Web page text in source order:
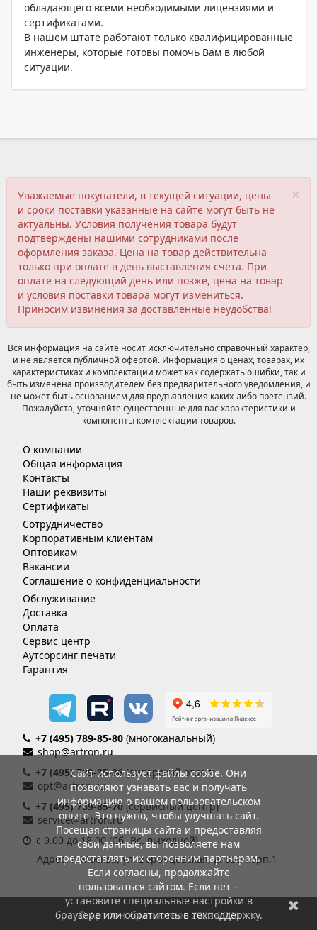
обладающего всеми необходимыми лицензиями и
сертификатами.
В нашем штате работают только квалифицированные
инженеры, которые готовы помочь Вам в любой
ситуации.
×
Уважаемые покупатели, в текущей ситуации, цены
и сроки поставки указанные на сайте могут быть не
актуальны. Условия получения товара будут
подтверждены нашими сотрудниками после
оформления заказа. Цена на товар действительна
только при оплате в день выставления счета. При
оплате на следующий день или позже, цена на товар
и условия поставки товара могут измениться.
Приносим извинения за доставленные неудобства!
Вся информация на сайте носит исключительно справочный характер,
и не является публичной офертой. Информация о ценах, товарах, их
характеристиках и комплектации может как содержать ошибки, так и
быть изменена производителем без предварительного уведомления, и
не может быть основанием для предъявления каких-либо претензий.
Пожалуйста, уточняйте существенные для вас характеристики и
компоненты комплектации товаров.
О компании
Общая информация
Контакты
Наши реквизиты
Сертификаты
Сотрудничество
Корпоративным клиентам
Оптовикам
Вакансии
Соглашение о конфиденциальности
Обслуживание
Доставка
Оплата
Сервис центр
Аутсорсинг печати
Гарантия
+7 (495) 789-85-80 (многоканальный)
shop@artron.ru
+7 (495) 789-85-86(дилерский отдел)
opt@artron.ru
+7 (495) 789-85-70 (сервисный центр)
service@artron.ru
с 9.00 до 18.00 (Сб.-Вс. выходной)
Адрес: г. Москва, ул. Воронцовская, д. 35Б корп.1
© Артрон компьютерс 2002-2026
Сайт использует файлы cookie. Они
позволяют узнавать вас и получать
информацию о вашем пользовательском
опыте. Это нужно, чтобы улучшать сайт.
Посещая страницы сайта и предоставляя
свои данные, вы позволяете нам
предоставлять их сторонним партнерам.
Если согласны, продолжайте
пользоваться сайтом. Если нет –
установите специальные настройки в
браузере или обратитесь в техподдержку.